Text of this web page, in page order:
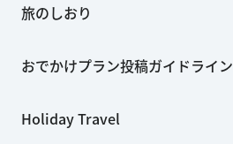
旅のしおり
おでかけプラン投稿ガイドライン
Holiday Travel